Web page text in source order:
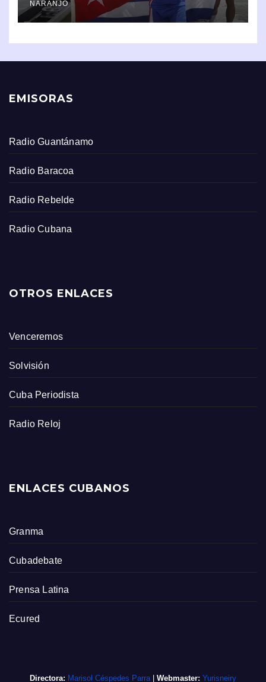
NARANJO
EMISORAS
Radio Guantánamo
Radio Baracoa
Radio Rebelde
Radio Cubana
OTROS ENLACES
Venceremos
Solvisión
Cuba Periodista
Radio Reloj
ENLACES CUBANOS
Granma
Cubadebate
Prensa Latina
Ecured
Directora: Marisol Céspedes Parra| Webmaster: Yurisneiry